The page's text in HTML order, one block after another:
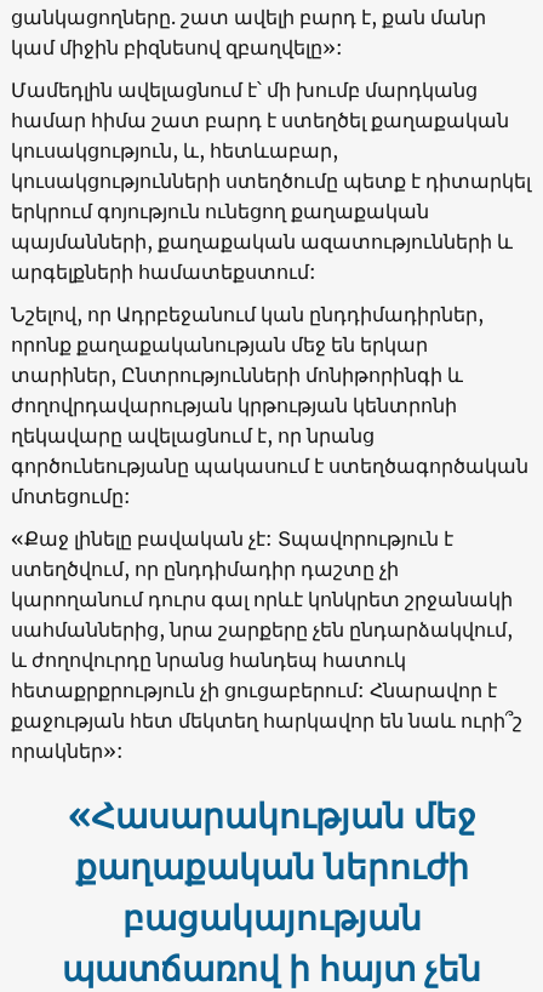
ցանկացողները. շատ ավելի բարդ է, քան մանր
կամ միջին բիզնեսով զբաղվելը»:
Մամեդլին ավելացնում է՝ մի խումբ մարդկանց
համար հիմա շատ բարդ է ստեղծել քաղաքական
կուսակցություն, և, հետևաբար,
կուսակցությունների ստեղծումը պետք է դիտարկել
երկրում գոյություն ունեցող քաղաքական
պայմանների, քաղաքական ազատությունների և
արգելքների համատեքստում:
Նշելով, որ Ադրբեջանում կան ընդդիմադիրներ,
որոնք քաղաքականության մեջ են երկար
տարիներ, Ընտրությունների մոնիթորինգի և
ժողովրդավարության կրթության կենտրոնի
ղեկավարը ավելացնում է, որ նրանց
գործունեությանը պակասում է ստեղծագործական
մոտեցումը:
«Քաջ լինելը բավական չէ: Տպավորություն է
ստեղծվում, որ ընդդիմադիր դաշտը չի
կարողանում դուրս գալ որևէ կոնկրետ շրջանակի
սահմաններից, նրա շարքերը չեն ընդարձակվում,
և ժողովուրդը նրանց հանդեպ հատուկ
հետաքրքրություն չի ցուցաբերում: Հնարավոր է
քաջության հետ մեկտեղ հարկավոր են նաև ուրի՞շ
որակներ»:
«Հասարակության մեջ
քաղաքական ներուժի
բացակայության
պատճառով ի հայտ չեն